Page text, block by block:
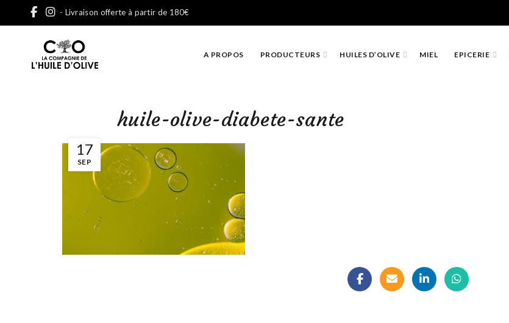
- Livraison offerte à partir de 180€
A PROPOS PRODUCTEURS HUILES D’OLIVE MIEL EPICERIE
17
SEP
huile-olive-diabete-sante